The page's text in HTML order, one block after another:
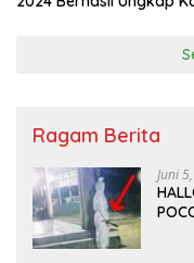
Ragam Berita
Juni